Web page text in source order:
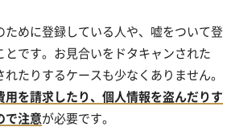
ために登録している人や、嘘をついて登
です。お見合いをドタキャンされた
たりするケースも少なくありません。
用を請求したり、個人情報を盗んだりす
で注意が必要です。